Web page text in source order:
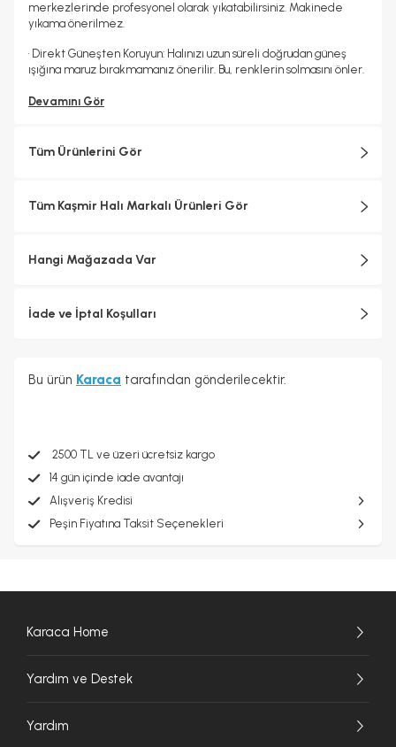
merkezlerinde profesyonel olarak yıkatabilirsiniz. Makinede
yıkama önerilmez.
• Direkt Güneşten Koruyun: Halınızı uzun süreli doğrudan güneş
ışığına maruz bırakmamanız önerilir. Bu, renklerin solmasını önler.
Devamını Gör
Tüm Ürünlerini Gör
Tüm Kaşmir Halı Markalı Ürünleri Gör
Hangi Mağazada Var
İade ve İptal Koşulları
Bu ürün Karaca tarafından gönderilecektir.
2500 TL ve üzeri ücretsiz kargo
14 gün içinde iade avantajı
Alışveriş Kredisi
Peşin Fiyatına Taksit Seçenekleri
Karaca Home
Yardım ve Destek
Yardım